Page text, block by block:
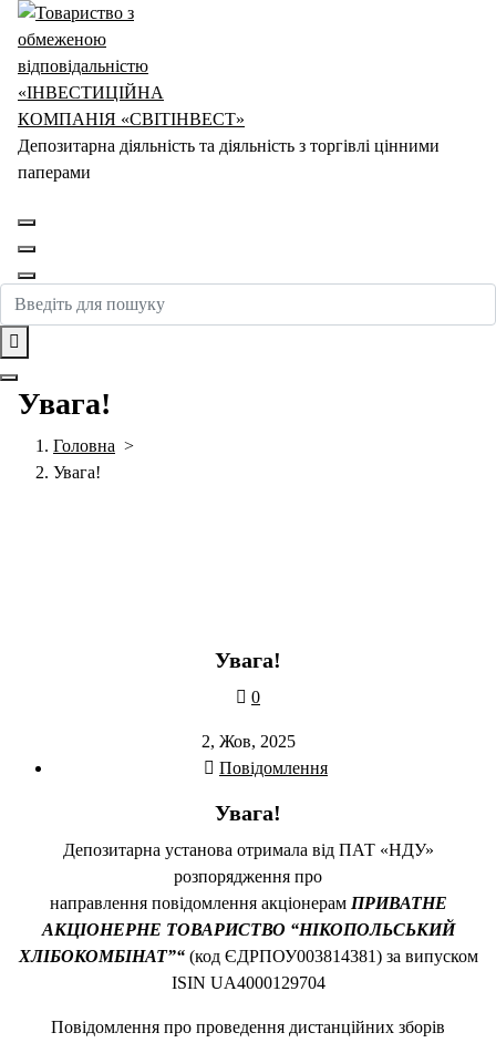
Перейти
контенту
Депозитарна діяльність та діяльність з торгівлі цінними
паперами
Увага!
Головна >
Увага!
Увага!
0
2, Жов, 2025
Повідомлення
Увага!
Депозитарна установа отримала від ПАТ «НДУ»
розпорядження про
направлення повідомлення акціонерам ПРИВАТНЕ
АКЦІОНЕРНЕ ТОВАРИСТВО “НІКОПОЛЬСЬКИЙ
ХЛІБОКОМБІНАТ”“ (код ЄДРПОУ003814381) за випуском
ISIN UA4000129704
Повідомлення про проведення дистанційних зборів